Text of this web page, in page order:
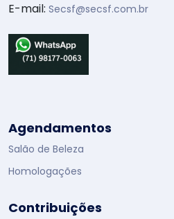
E-mail: Secsf@secsf.com.br
Agendamentos
Salão de Beleza
Homologações
Contribuições